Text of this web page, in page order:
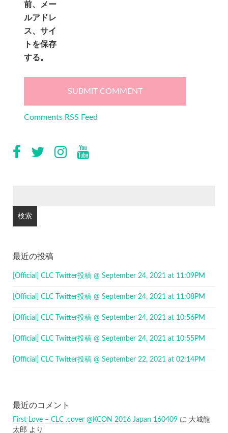
前、メー
ルアドレ
ス、サイ
トを保存
する。
Comments RSS Feed
最近の投稿
[Official] CLC Twitter投稿 @ September 24, 2021 at 11:09PM
[Official] CLC Twitter投稿 @ September 24, 2021 at 11:08PM
[Official] CLC Twitter投稿 @ September 24, 2021 at 10:56PM
[Official] CLC Twitter投稿 @ September 24, 2021 at 10:55PM
[Official] CLC Twitter投稿 @ September 22, 2021 at 02:14PM
最近のコメント
First Love – CLC .cover @KCON 2016 Japan 160409 に 大城龍
太郎 より